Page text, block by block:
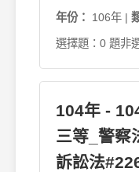
年份： 106年 |
選擇題：0 題非
104年 -
三等_警察
訴訟法